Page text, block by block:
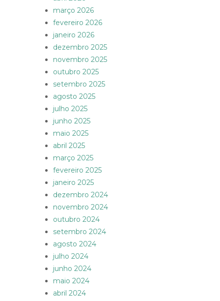
março 2026
fevereiro 2026
janeiro 2026
dezembro 2025
novembro 2025
outubro 2025
setembro 2025
agosto 2025
julho 2025
junho 2025
maio 2025
abril 2025
março 2025
fevereiro 2025
janeiro 2025
dezembro 2024
novembro 2024
outubro 2024
setembro 2024
agosto 2024
julho 2024
junho 2024
maio 2024
abril 2024